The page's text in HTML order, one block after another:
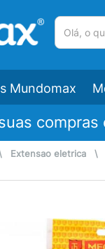
Mundomax
compras
Extensao eletrica \